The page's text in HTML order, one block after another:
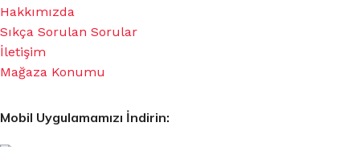
Hakkımızda
Sıkça Sorulan Sorular
İletişim
Mağaza Konumu
Mobil Uygulamamızı İndirin: